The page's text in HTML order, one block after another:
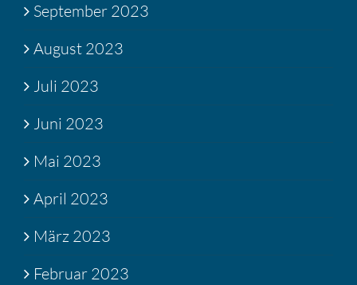
September 2023
August 2023
Juli 2023
Juni 2023
Mai 2023
April 2023
März 2023
Februar 2023